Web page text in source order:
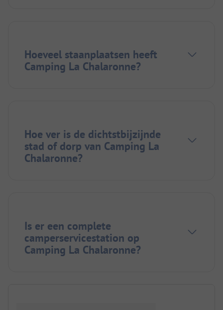
Hoeveel staanplaatsen heeft
Camping La Chalaronne?
Hoe ver is de dichtstbijzijnde
stad of dorp van Camping La
Chalaronne?
Is er een complete
camperservicestation op
Camping La Chalaronne?